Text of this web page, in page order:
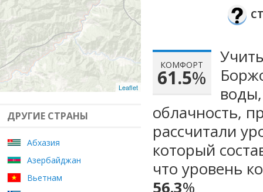
Leaflet
ДРУГИЕ СТРАНЫ
Абхазия
Азербайджан
Вьетнам
КОМФОРТ
61.5%
облачность,
рассчитали
который
что уровень
56.3%